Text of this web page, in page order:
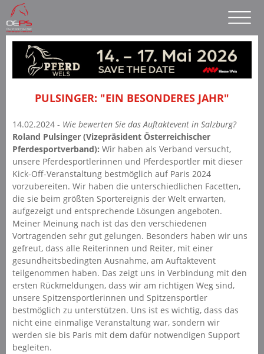
PULSINGER: "EIN BESONDERES JAHR"
14.02.2024 - Wie bewerten Sie das Auftaktevent in Salzburg?
Roland Pulsinger (Vizepräsident Österreichischer
Pferdesportverband): Wir haben als Verband versucht,
unsere Pferdesportlerinnen und Pferdesportler mit dieser
Kick-Off-Veranstaltung bestmöglich auf Paris 2024
vorzubereiten. Wir haben die unterschiedlichen Facetten,
die sie beim größten Sportereignis der Welt erwarten,
aufgezeigt und entsprechende Lösungen angeboten.
Meiner Meinung nach ist das den verschiedenen
Vortragenden sehr gut gelungen. Besonders haben wir uns
gefreut, dass alle Reiterinnen und Reiter, mit einer
gesundheitsbedingten Ausnahme, am Auftaktevent
teilgenommen haben. Das zeigt uns in Verbindung mit den
ersten Rückmeldungen, dass wir am richtigen Weg sind,
unsere Spitzensportlerinnen und Spitzensportler
bestmöglich zu unterstützen. Uns ist es wichtig, dass das
nicht eine einmalige Veranstaltung war, sondern wir
werden sie bis Paris mit dem dafür notwendigen Support
begleiten.